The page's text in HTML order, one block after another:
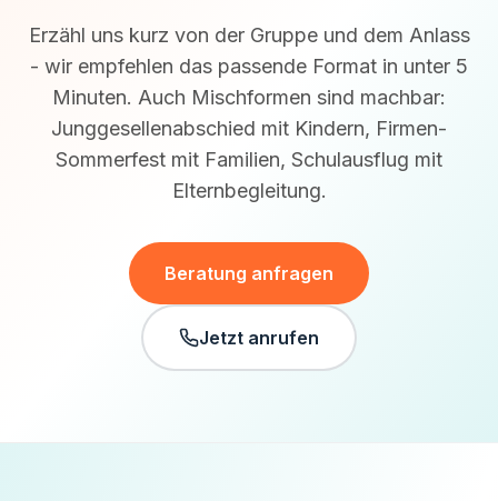
Erzähl uns kurz von der Gruppe und dem Anlass
- wir empfehlen das passende Format in unter 5
Minuten. Auch Mischformen sind machbar:
Junggesellenabschied mit Kindern, Firmen-
Sommerfest mit Familien, Schulausflug mit
Elternbegleitung.
Beratung anfragen
Jetzt anrufen